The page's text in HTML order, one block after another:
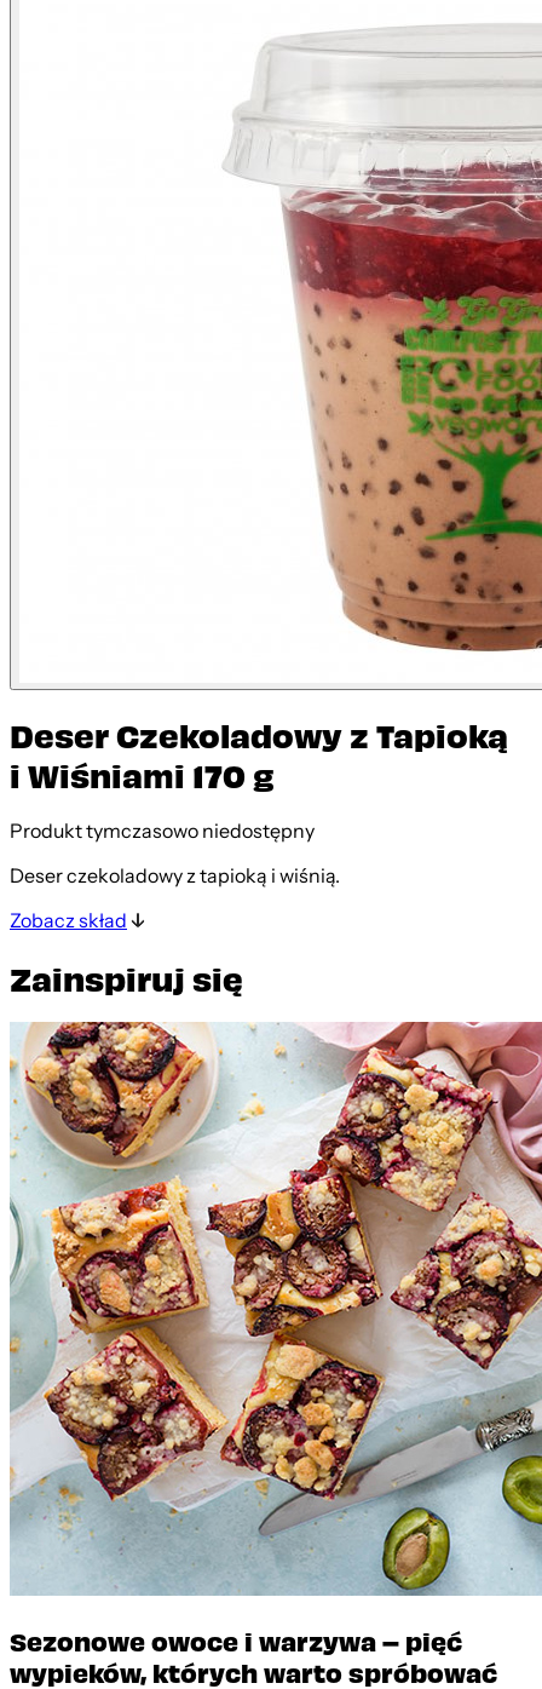
Deser Czekoladowy z Tapioką
i Wiśniami 170 g
Produkt tymczasowo niedostępny
Deser czekoladowy z tapioką i wiśnią.
Zobacz skład
Zainspiruj się
Sezonowe owoce i warzywa – pięć
wypieków, których warto spróbować